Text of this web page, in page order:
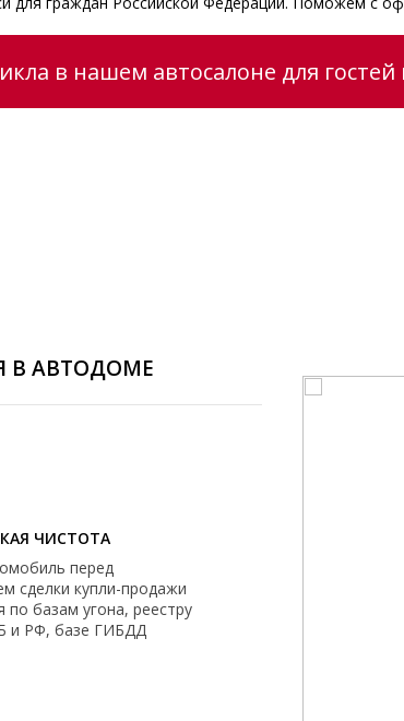
в нашем автосалоне для гостей
В АВТОДОМЕ
ЧИСТОТА
перед
сделки купли-продажи
по базам угона, реестру
и РФ, базе ГИБДД